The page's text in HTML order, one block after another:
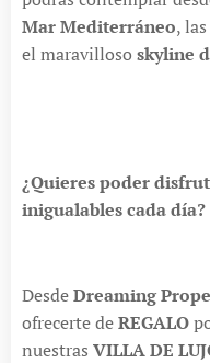
Mar Mediterráneo,
el maravilloso skyline
¿Quieres poder
inigualables cada día?
DesdeDreaming
ofrecerte deREGALO
nuestras VILLA DE